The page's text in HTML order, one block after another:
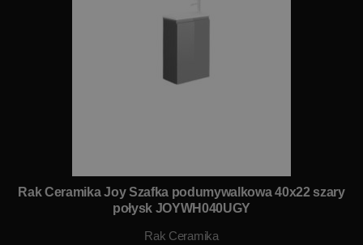
Rak Ceramika Joy Szafka podumywalkowa 40x22 szary
połysk JOYWH040UGY
Rak Ceramika